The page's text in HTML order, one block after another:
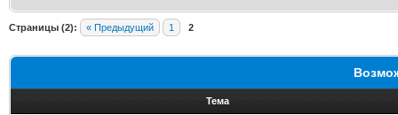
Страницы (2): « Предыдущий 1 2
Тема